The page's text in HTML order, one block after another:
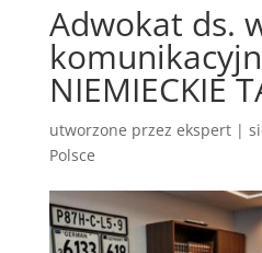
Adwokat ds.
NIEMIECKIE
utworzone przez ekspert|
Polsce